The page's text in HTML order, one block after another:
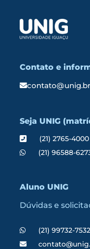
Contato e
contato@unig.br
Seja UNIG
(21) 2765-4000
(21) 96588-
Aluno UNIG
Dúvidas e
(21) 99732-7532